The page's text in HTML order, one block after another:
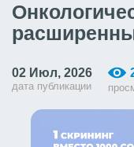
02 Июл, 2026
дата публикации